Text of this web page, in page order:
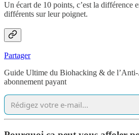
Un écart de 10 points, c’est la différence
différents sur leur poignet.
Partager
Guide Ultime du Biohacking & de l’Anti-
abonnement payant